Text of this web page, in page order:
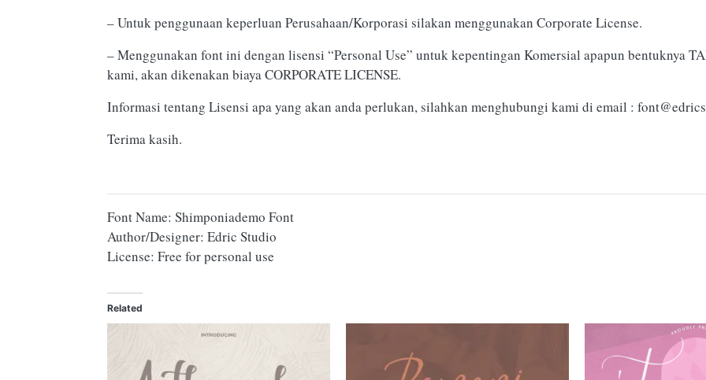
– Untuk penggunaan keperluan Perusahaan/Korporasi silakan menggunakan Corporate License.
– Menggunakan font ini dengan lisensi “Personal Use” untuk kepentingan Komersial apapun bentuknya
kami, akan dikenakan biaya CORPORATE LICENSE.
Informasi tentang Lisensi apa yang akan anda perlukan, silahkan menghubungi kami di email :
Terima kasih.
Font Name: Shimponiademo Font
Author/Designer: Edric Studio
License: Free for personal use
Related